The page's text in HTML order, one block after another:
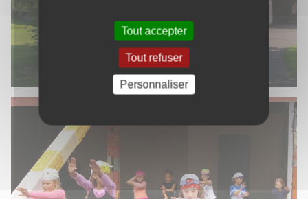
Tout accepter
Tout refuser
Personnaliser